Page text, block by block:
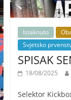
Istaknuto
Svjetsko
SPISAK
18/08/2025
Selektor